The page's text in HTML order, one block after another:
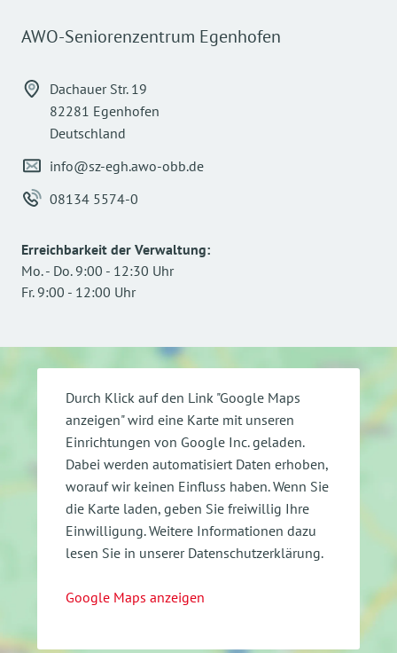
AWO-Seniorenzentrum Egenhofen
Dachauer Str. 19
82281 Egenhofen
Deutschland
info@sz-egh.awo-obb.de
08134 5574-0
Erreichbarkeit der Verwaltung:
Mo.- Do. 9:00 - 12:30 Uhr
Fr. 9:00 - 12:00 Uhr
Durch Klick auf den Link "Google Maps
anzeigen" wird eine Karte mit unseren
Einrichtungen von Google Inc. geladen.
Dabei werden automatisiert Daten erhoben,
worauf wir keinen Einfluss haben. Wenn Sie
die Karte laden, geben Sie freiwillig Ihre
Einwilligung. Weitere Informationen dazu
lesen Sie in unserer Datenschutzerklärung.
Google Maps anzeigen